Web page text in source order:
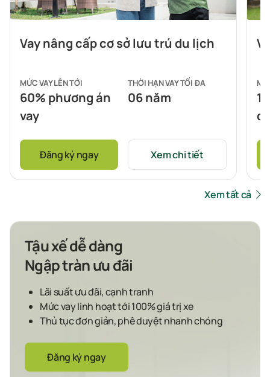
Vay nâng cấp cơ sở lưu trú du lịch
MỨC VAY LÊN TỚI
60% phương án
vay
THỜI HẠN VAY TỐI ĐA
06 năm
Đăng ký ngay Xem chi tiết
Xem tất cả
Tậu xế dễ dàng
Ngập tràn ưu đãi
Lãi suất ưu đãi, cạnh tranh
Mức vay linh hoạt tới 100% giá trị xe
Thủ tục đơn giản, phê duyệt nhanh chóng
Đăng ký ngay